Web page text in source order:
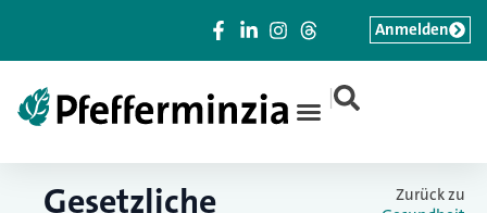
|
Anmelden
Gesetzliche
Zurück zu